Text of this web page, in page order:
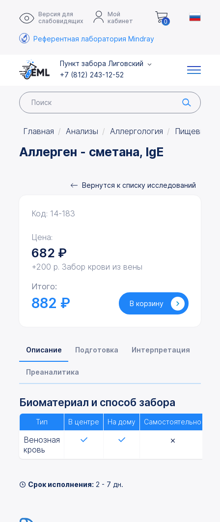
Версия для
слабовидящих
Мой
кабинет
0
Референтная лаборатория Mindray
Пункт забора Лиговский
+7 (812) 243-12-52
Главная Анализы Аллергология Пищевые
Аллерген - сметана, IgE
Вернутся к списку исследований
Описание Подготовка Интерпретация
Преаналитика
Биоматериал и способ забора
Тип В центре На дому Самостоятельно
Венозная
кровь
Срок исполнения: 2 - 7 дн.
Код: 14-183
Цена:
682 ₽
+200 р. Забор крови из вены
Итого:
882 ₽ В корзину